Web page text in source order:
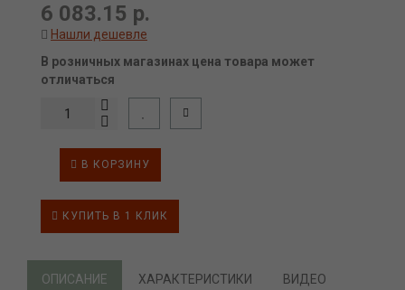
6 083.15 р.
Нашли дешевле
В розничных магазинах цена товара может
отличаться
В КОРЗИНУ
КУПИТЬ В 1 КЛИК
ОПИСАНИЕ ХАРАКТЕРИСТИКИ ВИДЕО